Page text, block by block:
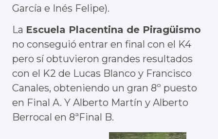
García e Inés Felipe).
La Escuela Placentina de Piragüismo
no conseguió entrar en final con el K4
pero sí obtuvieron grandes resultados
con el K2 de Lucas Blanco y Francisco
Canales, obteniendo un gran 8º puesto
en Final A. Y Alberto Martín y Alberto
Berrocal en 8ªFinal B.